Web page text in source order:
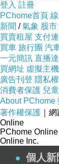
登入 註冊
PChome首頁
新聞 /氣象 股市
買賣租屋 支付連
買車 旅行團 汽
一元簡訊 直播達
買網址 虛擬主機
廣告刊登 隱私
消費者保護 兒
About PChome
著作權保護 ｜
Online
PChome
Online Inc.
個人新